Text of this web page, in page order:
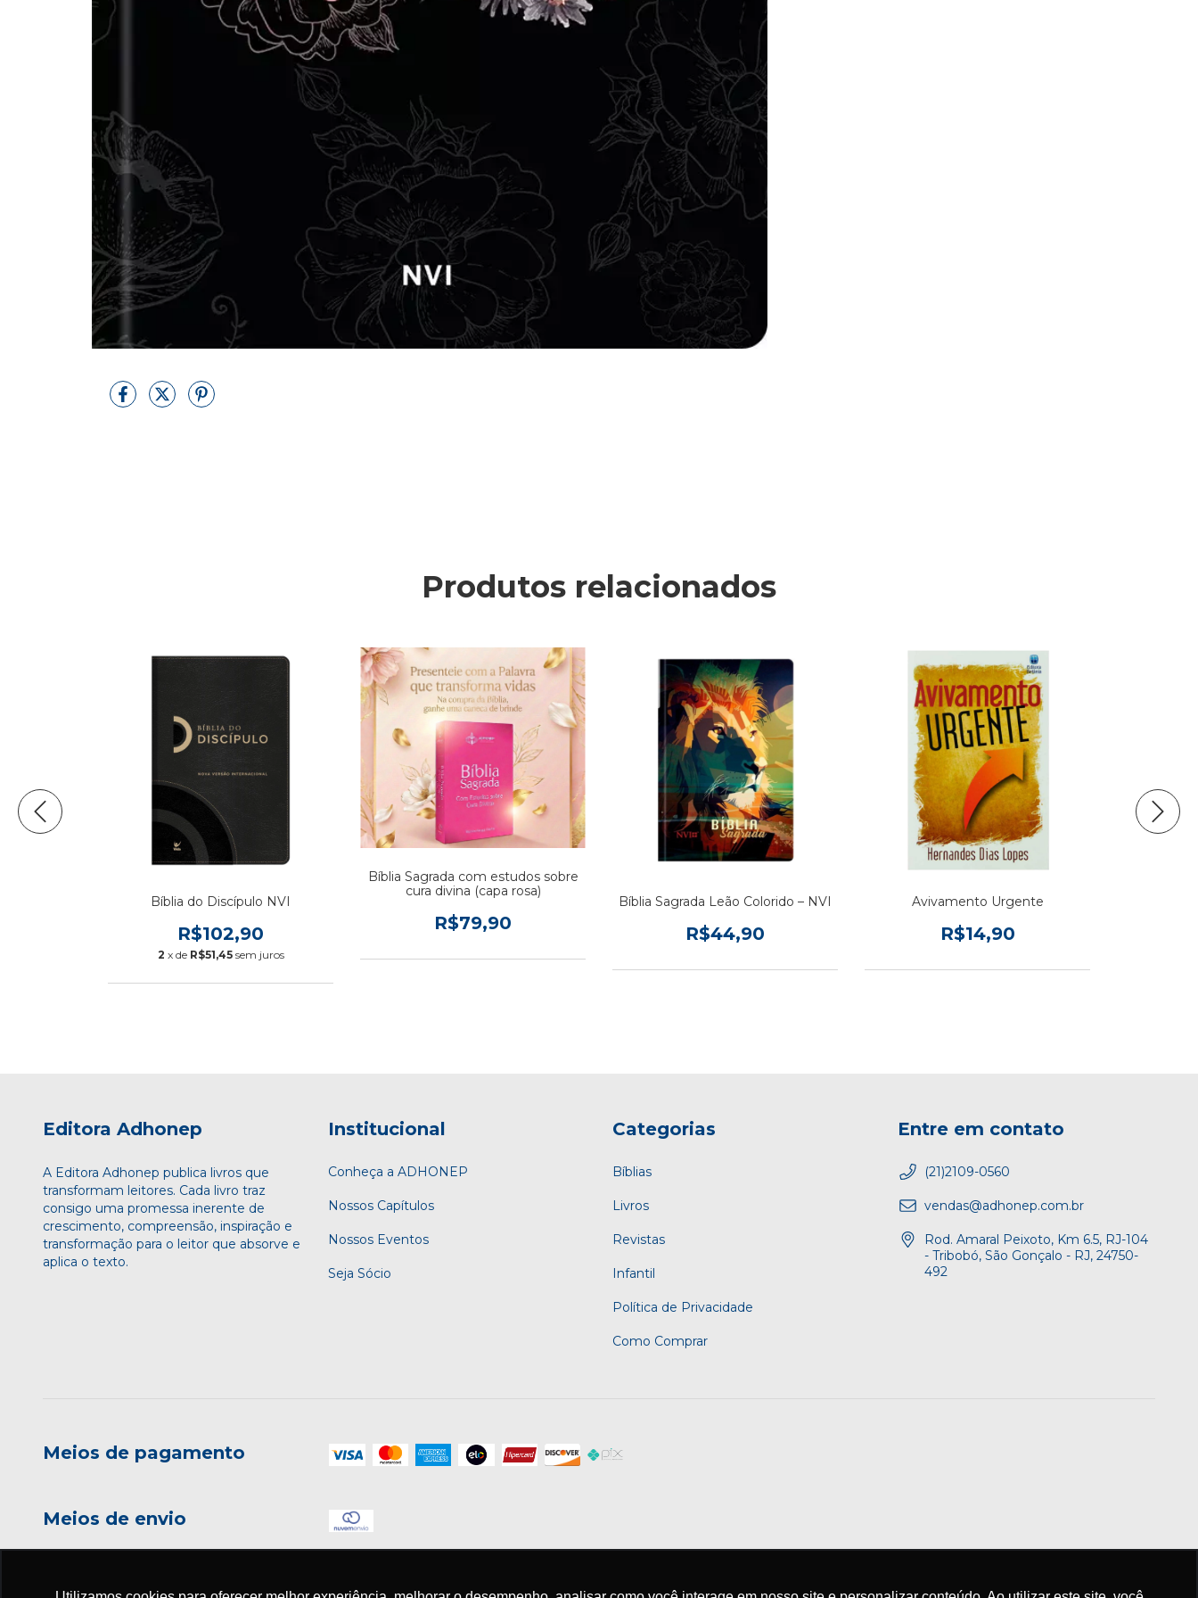
Produtos relacionados
Bíblia do Discípulo NVI
R$102,90
2 x de R$51,45 sem juros
Bíblia Sagrada com estudos sobre
cura divina (capa rosa)
R$79,90
Bíblia Sagrada Leão Colorido – NVI
R$44,90
Avivamento Urgente
R$14,90
Editora Adhonep
A Editora Adhonep publica livros que
transformam leitores. Cada livro traz
consigo uma promessa inerente de
crescimento, compreensão, inspiração e
transformação para o leitor que absorve e
aplica o texto.
Institucional
Conheça a ADHONEP
Nossos Capítulos
Nossos Eventos
Seja Sócio
Categorias
Bíblias
Livros
Revistas
Infantil
Política de Privacidade
Como Comprar
Entre em contato
(21)2109-0560
vendas@adhonep.com.br
Rod. Amaral Peixoto, Km 6.5, RJ-104
- Tribobó, São Gonçalo - RJ, 24750-
492
Meios de pagamento
Meios de envio